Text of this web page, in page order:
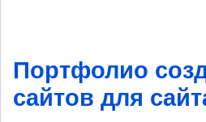
Портфолио
сайтов для